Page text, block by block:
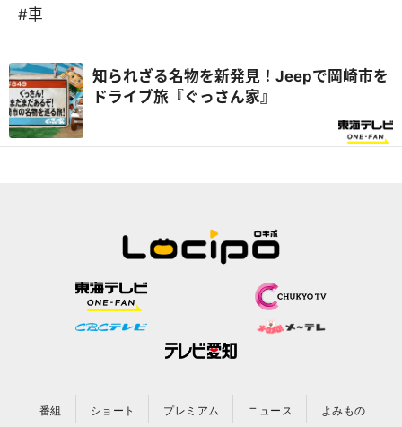
#車
知られざる名物を新発見！Jeepで岡崎市を
ドライブ旅『ぐっさん家』
番組 ショート プレミアム ニュース よみもの